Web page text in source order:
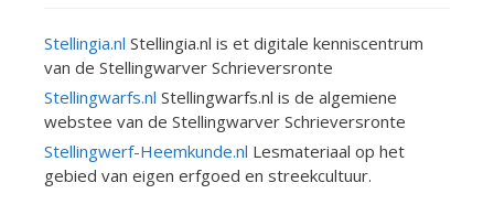
Stellingia.nl Stellingia.nl is et digitale kenniscentrum
van de Stellingwarver Schrieversronte
Stellingwarfs.nl Stellingwarfs.nl is de algemiene
webstee van de Stellingwarver Schrieversronte
Stellingwerf-Heemkunde.nl Lesmateriaal op het
gebied van eigen erfgoed en streekcultuur.